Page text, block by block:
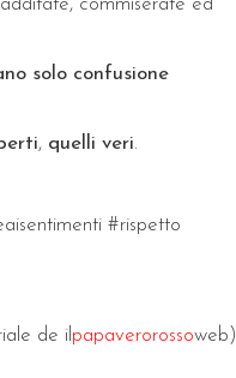
solo confusione
, quelli veri.
#rispetto
de il papaverorossoweb)